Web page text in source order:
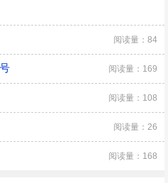
阅读量：84
阅读量：169
阅读量：108
阅读量：26
阅读量：168